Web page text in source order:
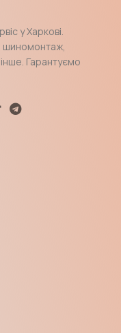
у Харкові.
шиномонтаж,
Гарантуємо